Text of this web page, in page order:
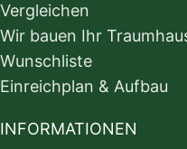
Vergleichen
Wir bauen Ihr
Wunschliste
Einreichplan & Aufbau
INFORMATIONEN